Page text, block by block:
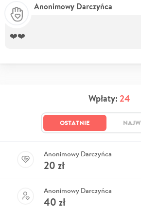
Anonimowy Darczyńca
❤️❤️
Wpłaty: 24
OSTATNIE
Anonimowy Darczyńca
20 zł
Anonimowy Darczyńca
40 zł